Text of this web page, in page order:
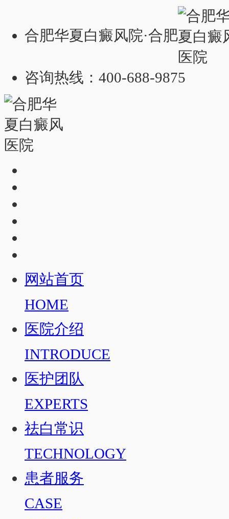
合肥华夏白癜风院·合肥
咨询热线：400-688-9875
网站首页
HOME
医院介绍
INTRODUCE
医护团队
EXPERTS
祛白常识
TECHNOLOGY
患者服务
CASE